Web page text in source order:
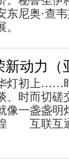
尼奥·查
动力（
灯初上……
、时而切磋
像一盏盏明
互联互